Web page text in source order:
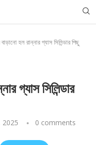
হল রান্নার গ্যাস সিলিন্ডার পিছু
গ্যাস সিলিন্ডার
2025 0 comments